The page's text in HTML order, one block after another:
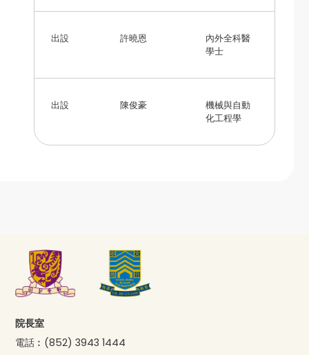
出設 許曉恩
內外全科醫
學士
出設 陳俊豪
機械與自動
化工程學
院長室
電話︰ (852) 3943 1444